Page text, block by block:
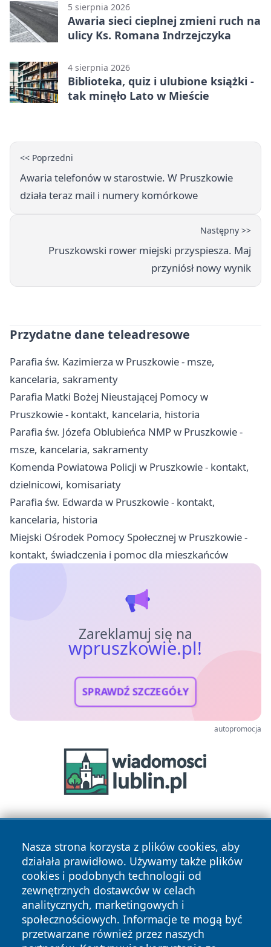
5 sierpnia 2026
Awaria sieci cieplnej zmieni ruch na
ulicy Ks. Romana Indrzejczyka
4 sierpnia 2026
Biblioteka, quiz i ulubione książki -
tak minęło Lato w Mieście
<< Poprzedni
Awaria telefonów w starostwie. W Pruszkowie
działa teraz mail i numery komórkowe
Następny >>
Pruszkowski rower miejski przyspiesza. Maj
przyniósł nowy wynik
Przydatne dane teleadresowe
Parafia św. Kazimierza w Pruszkowie - msze,
kancelaria, sakramenty
Parafia Matki Bożej Nieustającej Pomocy w
Pruszkowie - kontakt, kancelaria, historia
Parafia św. Józefa Oblubieńca NMP w Pruszkowie -
msze, kancelaria, sakramenty
Komenda Powiatowa Policji w Pruszkowie - kontakt,
dzielnicowi, komisariaty
Parafia św. Edwarda w Pruszkowie - kontakt,
kancelaria, historia
Miejski Ośrodek Pomocy Społecznej w Pruszkowie -
kontakt, świadczenia i pomoc dla mieszkańców
Zareklamuj się na
wpruszkowie.pl!
SPRAWDŹ SZCZEGÓŁY
autopromocja
Nasza strona korzysta z plików cookies, aby
działała prawidłowo. Używamy także plików
cookies i podobnych technologii od
zewnętrznych dostawców w celach
analitycznych, marketingowych i
społecznościowych. Informacje te mogą być
przetwarzane również przez naszych
Copyright © 2026 wpruszkowie.pl Wszystkie prawa
zastrzeżone.